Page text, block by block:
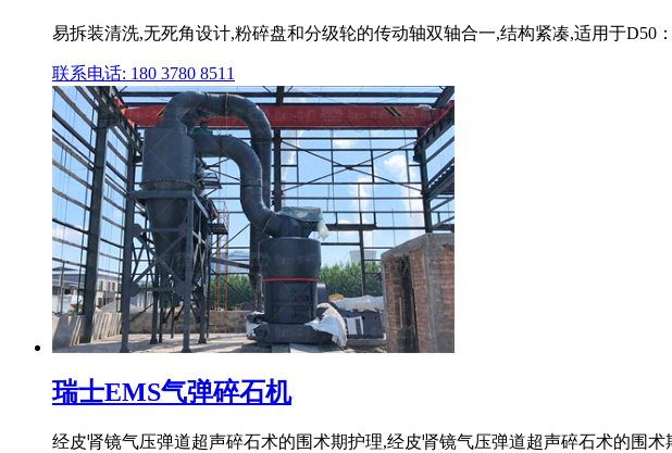
易拆装清洗,无死角设计,粉碎盘和分级轮的传动轴双轴合一,结构紧凑,适用于
联系电话: 180 3780 8511
瑞士EMS气弹碎石机
经皮肾镜气压弹道超声碎石术的围术期护理,经皮肾镜气压弹道超声碎石术的围